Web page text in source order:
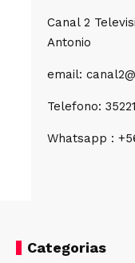
Canal 2
Antonio
email:
Telefono:
Whatsapp :
Categorias